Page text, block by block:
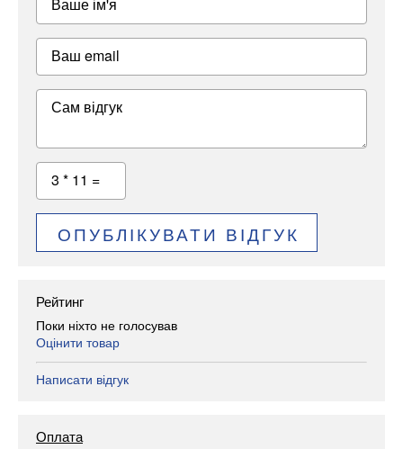
Ваше ім'я
Ваш email
Сам відгук
3 * 11 =
ОПУБЛІКУВАТИ ВІДГУК
Рейтинг
Поки ніхто не голосував
Оцінити товар
Написати відгук
Оплата